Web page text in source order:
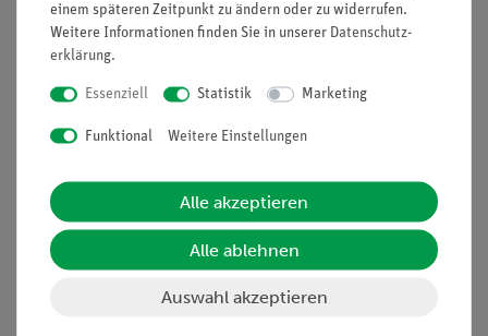
Temperatur des Kalorimeters, und durch das Zugießen des
heißen Wassers ist die Mischungstemperatur eindeutig der
größte Wert, der sich einstellt. Das Entstehen der
Mischungstemperatur wird zuerst qualitativ erklärt. In der
angegeben. Durch Vergleich von berechneten und gemessenen
noch berücksichtigt werden müsste.
Vorteile
sicheren Aufbau
einem späteren Zeitpunkt zu ändern oder zu widerrufen.
Weitere Informationen finden Sie in unserer Daten­schutz­
erklärung.
Essenziell Statistik Marketing
Funktional Weitere Einstellungen
Alle akzeptieren
Alle ablehnen
Auswahl akzeptieren